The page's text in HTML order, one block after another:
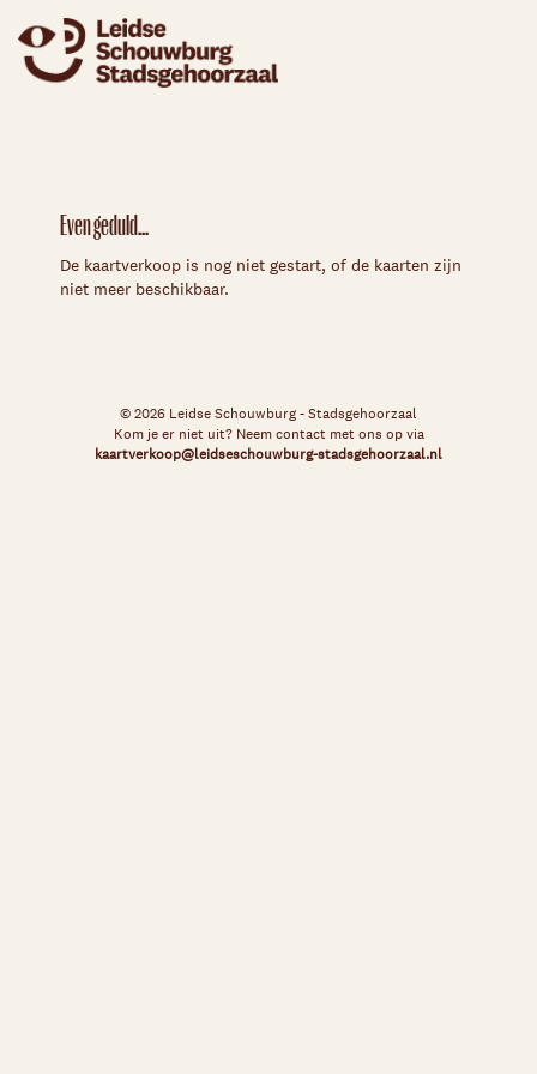
Even geduld...
De kaartverkoop is nog niet gestart, of de kaarten zijn
niet meer beschikbaar.
© 2026 Leidse Schouwburg - Stadsgehoorzaal
Kom je er niet uit? Neem contact met ons op via
kaartverkoop@leidseschouwburg-stadsgehoorzaal.nl